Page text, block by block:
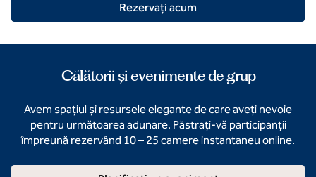
Rezervaţi acum
Călătorii și evenimente de grup
Avem spațiul și resursele elegante de care aveți nevoie
pentru următoarea adunare. Păstrați-vă participanții
împreună rezervând 10 – 25 camere instantaneu online.